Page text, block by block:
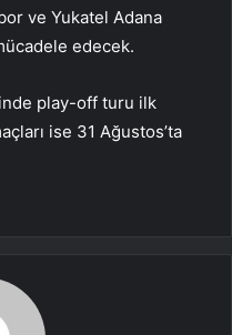
ve Yukatel Adana
edecek.
play-off turu ilk
ise 31 Ağustos’ta